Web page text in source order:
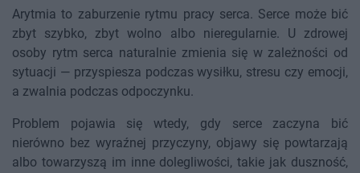
Arytmia to zaburzenie rytmu pracy serca. Serce może bić
zbyt szybko, zbyt wolno albo nieregularnie. U zdrowej
osoby rytm serca naturalnie zmienia się w zależności od
sytuacji — przyspiesza podczas wysiłku, stresu czy emocji,
a zwalnia podczas odpoczynku.
Problem pojawia się wtedy, gdy serce zaczyna bić
nierówno bez wyraźnej przyczyny, objawy się powtarzają
albo towarzyszą im inne dolegliwości, takie jak duszność,